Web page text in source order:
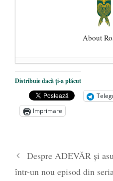
About
Dezvăluiri
președintele
Zelensky
- 13 mai
Statul care servește
poetului Octavian
- 16 aprilie 2026
Distribuie dacă ți-a plăcut
Imprimare
Despre ADEVĂR și
într-un nou episod din